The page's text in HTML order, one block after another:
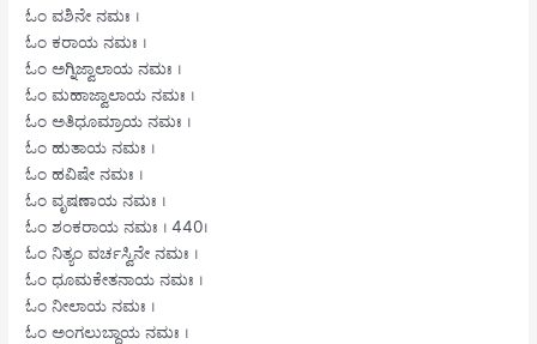
ಓಂ ವಶಿನೇ ನಮಃ ।
ಓಂ ಕರಾಯ ನಮಃ ।
ಓಂ ಅಗ್ನಿಜ್ವಾಲಾಯ ನಮಃ ।
ಓಂ ಮಹಾಜ್ವಾಲಾಯ ನಮಃ ।
ಓಂ ಅತಿಧೂಮ್ರಾಯ ನಮಃ ।
ಓಂ ಹುತಾಯ ನಮಃ ।
ಓಂ ಹವಿಷೇ ನಮಃ ।
ಓಂ ವೃಷಣಾಯ ನಮಃ ।
ಓಂ ಶಂಕರಾಯ ನಮಃ । 440।
ಓಂ ನಿತ್ಯಂ ವರ್ಚಸ್ವಿನೇ ನಮಃ ।
ಓಂ ಧೂಮಕೇತನಾಯ ನಮಃ ।
ಓಂ ನೀಲಾಯ ನಮಃ ।
ಓಂ ಅಂಗಲುಬ್ಧಾಯ ನಮಃ ।